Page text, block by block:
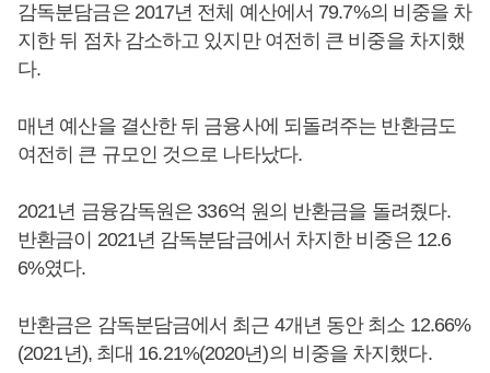
감독분담금은 2017년 전체 예산에서 79.7%의 비중을 차
지한 뒤 점차 감소하고 있지만 여전히 큰 비중을 차지했
다.
매년 예산을 결산한 뒤 금융사에 되돌려주는 반환금도
여전히 큰 규모인 것으로 나타났다.
2021년 금융감독원은 336억 원의 반환금을 돌려줬다.
반환금이 2021년 감독분담금에서 차지한 비중은 12.6
6%였다.
반환금은 감독분담금에서 최근 4개년 동안 최소 12.66%
(2021년), 최대 16.21%(2020년)의 비중을 차지했다.